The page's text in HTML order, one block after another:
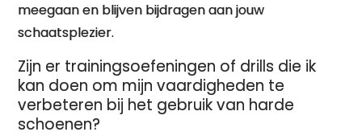
meegaan en blijven bijdragen aan jouw
schaatsplezier.
Zijn er trainingsoefeningen of drills die ik
kan doen om mijn vaardigheden te
verbeteren bij het gebruik van harde
schoenen?